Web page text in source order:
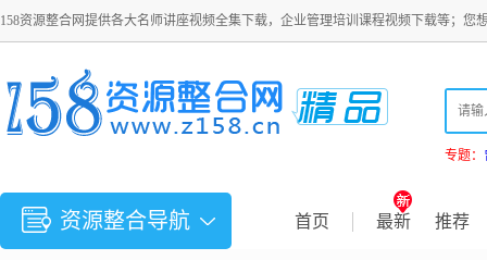
158资源整合网提供各大名师讲座视频全集下载，企业管理培训课程视频下载等；您
专题：
资源整合导航 首页 最新 推荐